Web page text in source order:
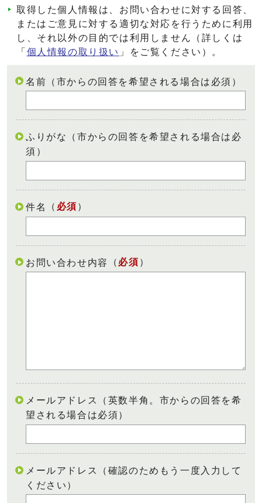
取得した個人情報は、お問い合わせに対する回答、
またはご意見に対する適切な対応を行うために利用
し、それ以外の目的では利用しません（詳しくは
「 個人情報の取り扱い 」をご覧ください）。
名前（市からの回答を希望される場合は必須）
ふりがな（市からの回答を希望される場合は必
須）
件名 （ 必須 ）
お問い合わせ内容 （ 必須 ）
メールアドレス（英数半角。市からの回答を希
望される場合は必須）
メールアドレス（確認のためもう一度入力して
ください）